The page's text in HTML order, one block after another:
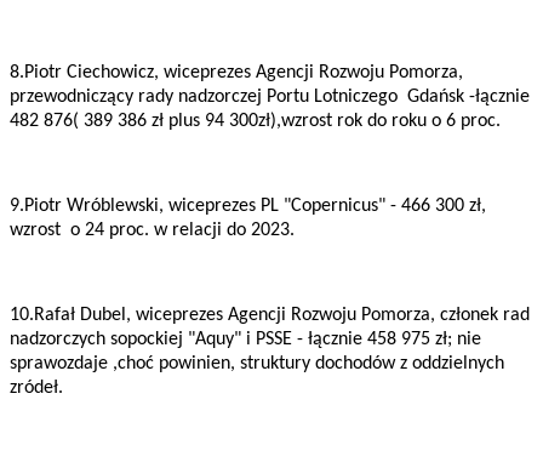
8.Piotr Ciechowicz, wiceprezes Agencji Rozwoju Pomorza,
przewodniczący rady nadzorczej Portu Lotniczego Gdańsk -łącznie
482 876( 389 386 zł plus 94 300zł),wzrost rok do roku o 6 proc.
9.Piotr Wróblewski, wiceprezes PL "Copernicus" - 466 300 zł,
wzrost o 24 proc. w relacji do 2023.
10.Rafał Dubel, wiceprezes Agencji Rozwoju Pomorza, członek rad
nadzorczych sopockiej "Aquy" i PSSE - łącznie 458 975 zł; nie
sprawozdaje ,choć powinien, struktury dochodów z oddzielnych
zródeł.